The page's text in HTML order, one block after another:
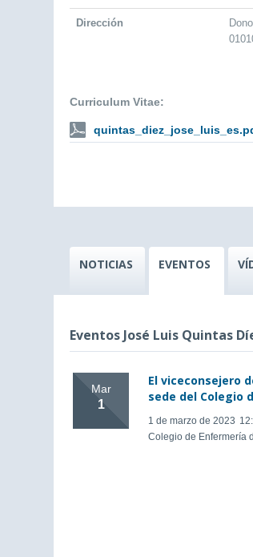
Dirección
Curriculum Vitae:
NOTICIAS EVENTOS
Eventos José Luis Quintas
Mar
1
El viceconsejero
sede del Colegio
1 de marzo de 2023
Colegio de Enfermería